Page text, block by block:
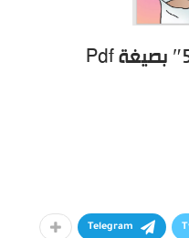
Telegram